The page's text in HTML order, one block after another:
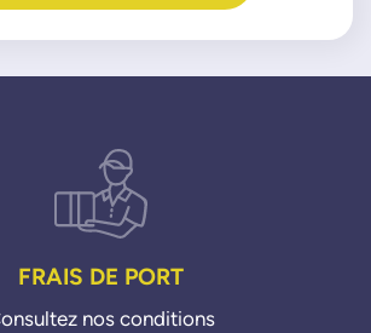
FRAIS DE PORT
nos conditions